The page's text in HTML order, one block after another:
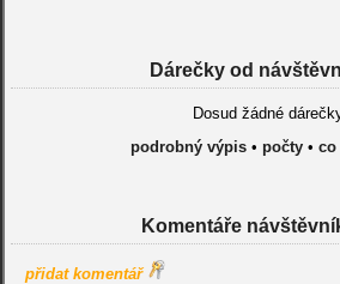
Dárečky od
Dosud žádné
podrobný výpis• počty• co
Komentáře
přidat komentář